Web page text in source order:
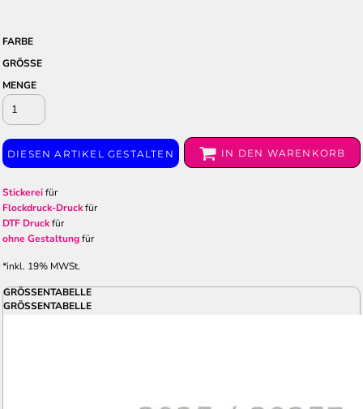
FARBE
GRÖSSE
MENGE
DIESEN ARTIKEL GESTALTEN IN DEN WARENKORB
Stickereifür
Flockdruck-Druckfür
DTF Druckfür
ohne Gestaltungfür
*inkl. 19% MWSt.
GRÖSSENTABELLE
GRÖSSENTABELLE